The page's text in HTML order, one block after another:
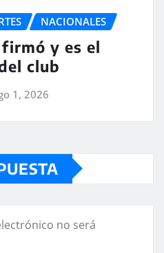
NACIONALES
y es el
club
1, 2026
no será